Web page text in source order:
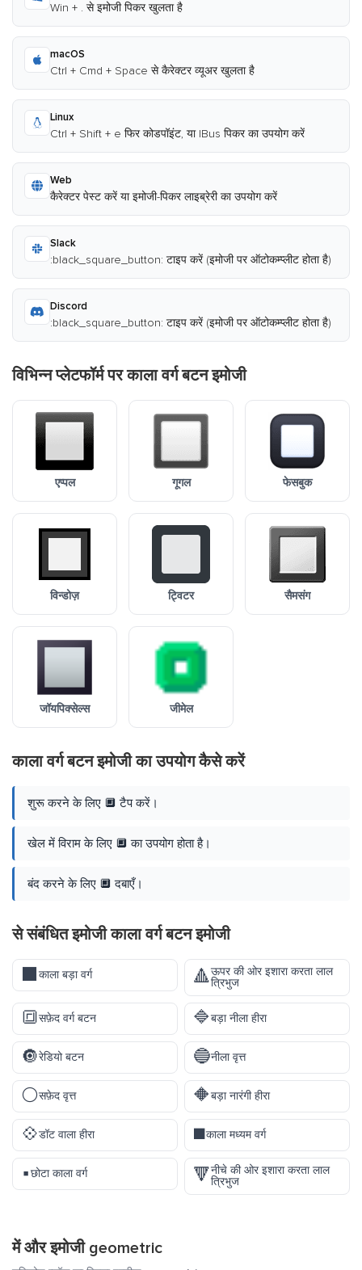
Win + . से इमोजी पिकर खुलता है
macOS
Ctrl + Cmd + Space से कैरेक्टर व्यूअर खुलता है
Linux
Ctrl + Shift + e फिर कोडपॉइंट, या IBus पिकर का उपयोग करें
Web
कैरेक्टर पेस्ट करें या इमोजी-पिकर लाइब्रेरी का उपयोग करें
Slack
:black_square_button: टाइप करें (इमोजी पर ऑटोकम्प्लीट होता है)
Discord
:black_square_button: टाइप करें (इमोजी पर ऑटोकम्प्लीट होता है)
विभिन्न प्लेटफॉर्म पर काला वर्ग बटन इमोजी
एप्पल गूगल फेसबुक
विन्डोज़ ट्विटर सैमसंग
जॉयपिक्सेल्स जीमेल
काला वर्ग बटन इमोजी का उपयोग कैसे करें
शुरू करने के लिए 🔲 टैप करें।
खेल में विराम के लिए 🔲 का उपयोग होता है।
बंद करने के लिए 🔲 दबाएँ।
से संबंधित इमोजी काला वर्ग बटन इमोजी
काला बड़ा वर्ग 🔺ऊपर की ओर इशारा करता लाल
त्रिभुज
🔳सफ़ेद वर्ग बटन 🔷बड़ा नीला हीरा
🔘रेडियो बटन 🔵नीला वृत्त
⚪सफ़ेद वृत्त 🔶बड़ा नारंगी हीरा
💠डॉट वाला हीरा ◼️काला मध्यम वर्ग
▪️छोटा काला वर्ग 🔻नीचे की ओर इशारा करता लाल
त्रिभुज
में और इमोजी geometric